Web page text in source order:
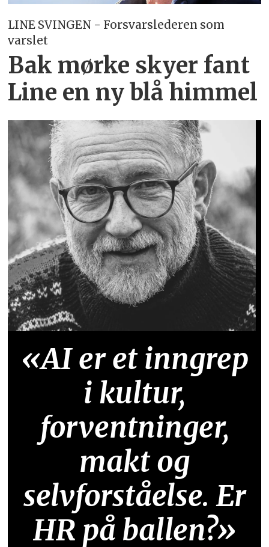
LINE SVINGEN - Forsvarslederen som
varslet
Bak mørke skyer fant
Line en ny blå himmel
«AI er et inngrep
i kultur,
forventninger,
makt og
selvforståelse. Er
HR på ballen?»